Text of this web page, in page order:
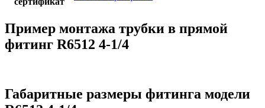
Пример монтажа трубки в прямой
фитинг R6512 4-1/4
Габаритные размеры фитинга модели